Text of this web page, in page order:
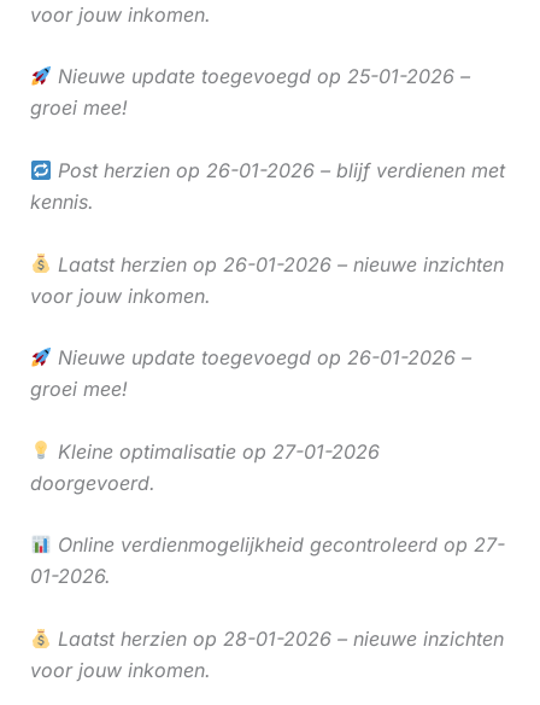
voor jouw inkomen.
Nieuwe update toegevoegd op 25-01-2026 –
groei mee!
Post herzien op 26-01-2026 – blijf verdienen met
kennis.
Laatst herzien op 26-01-2026 – nieuwe inzichten
voor jouw inkomen.
Nieuwe update toegevoegd op 26-01-2026 –
groei mee!
Kleine optimalisatie op 27-01-2026
doorgevoerd.
Online verdienmogelijkheid gecontroleerd op 27-
01-2026.
Laatst herzien op 28-01-2026 – nieuwe inzichten
voor jouw inkomen.